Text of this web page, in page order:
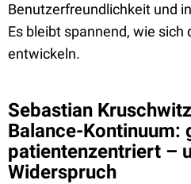
Benutzerfreundlichkeit und
Es bleibt spannend, wie sich
entwickeln.
Sebastian
Balance-Kontinuum:
patientenzentriert –
Widerspruch